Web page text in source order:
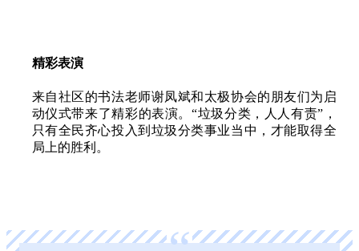
精彩表演
来自社区的书法老师谢凤斌和太极协会的朋友们为启
动仪式带来了精彩的表演。“垃圾分类，人人有责”，
只有全民齐心投入到垃圾分类事业当中，才能取得全
局上的胜利。